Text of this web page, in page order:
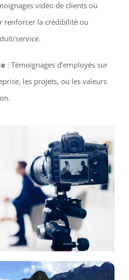
vidéo de clients ou
renforcer la crédibilité ou
service.
: Témoignages d’employés sur
les projets, ou les valeurs